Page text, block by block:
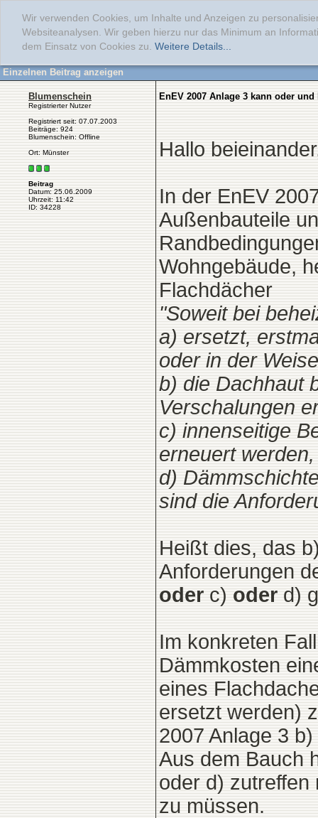
Wir verwenden Cookies, um Inhalte und Anzeigen zu
Websiteanalysen. Wir geben hierzu nur das Minimum an
dem Einsatz von Cookies zu. Weitere Details...
Einzelnen Beitrag anzeigen
Blumenschein
Registrierter Nutzer
Registriert seit: 07.07.2003
Beiträge: 924
Blumenschein: Offline
Ort: Münster
Beitrag
Datum: 25.06.2009
Uhrzeit: 11:42
ID: 34228
EnEV 2007 Anlage 3 kann oder und
Hallo
In der EnEV
Außenbauteile
Wohngebäude,
Flachdächer
"Soweit bei
a) ersetzt,
oder in der
b) die Dachhaut
Verschalungen
c) innenseitige
erneuert werden,
d)
sind die
Heißt dies, das
Anforderungen
oder c) oder d)
Im konkreten
Dämmkosten
eines
ersetzt werden)
2007 Anlage 3
Aus dem Bauch
oder d) zutreffen
zu müssen.